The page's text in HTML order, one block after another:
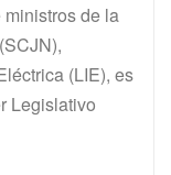
de la
(LIE), es
Legislativo